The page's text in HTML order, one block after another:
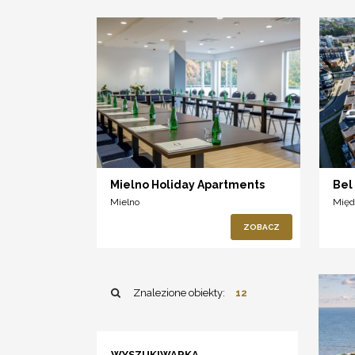
Mielno Holiday Apartments
Mielno
ZOBACZ
Znalezione obiekty: 12